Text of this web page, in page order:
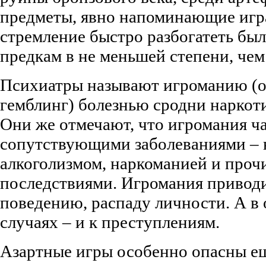
предметы, явно напоминающие
стремление быстро разбогатеть
предкам в не меньшей степени,
Психиатры называют игроманию
гемблинг) болезнью сродни
Они же отмечают, что игромания
сопутствующими заболеваниями –
алкоголизмом, наркоманией и
последствиями. Игромания
поведению, распаду личности. А в
случаях – и к преступлениям.
Азартные игры особенно опасны